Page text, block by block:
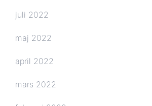
juli 2022
maj 2022
april 2022
mars 2022